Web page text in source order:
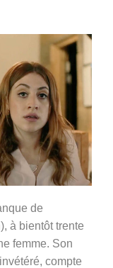
de
à bientôt trente
femme. Son
compte